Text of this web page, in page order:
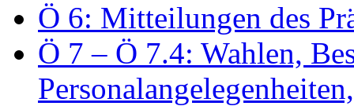
Ö 6: Mitteilungen des
Ö 7 – Ö 7.4: Wahlen,